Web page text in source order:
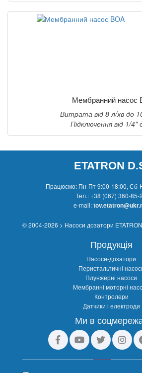
Мембранний насос
Витрата від 8 л/хв до
Підключення від 1/4"
ETATRON
Працюємо: Пн-Пт 9:00-18:00, Сб-
Тел.:+38 (067) 360-85-
e-mail:
© 2004-2026 > Насоси дозатори ETATRON
Продукція
Насоси-дозатори
Перистальтичні
Плунжерні насоси
Мембранні моторні
Контролери
Датчики і електроди
Ми в